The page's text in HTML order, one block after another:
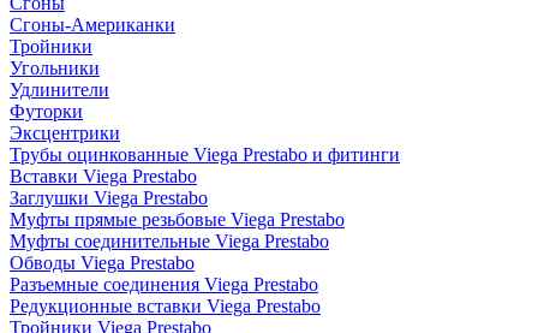
Сгоны-Американки
Тройники
Угольники
Удлинители
Футорки
Эксцентрики
Трубы оцинкованные Viega Prestabo и фитинги
Вставки Viega Prestabo
Заглушки Viega Prestabo
Муфты прямые резьбовые Viega Prestabo
Муфты соединительные Viega Prestabo
Обводы Viega Prestabo
Разъемные соединения Viega Prestabo
Редукционные вставки Viega Prestabo
Тройники Viega Prestabo